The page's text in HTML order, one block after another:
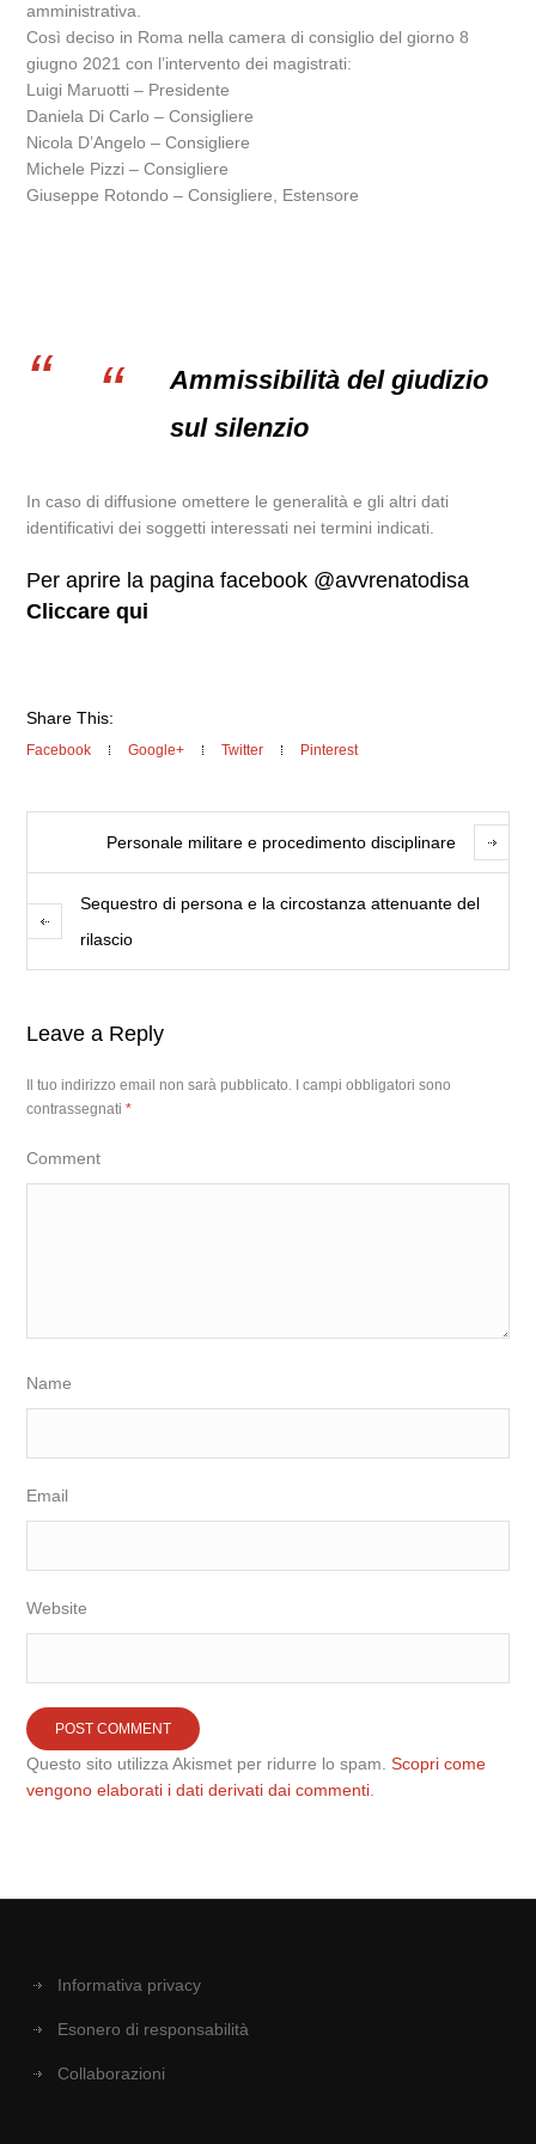
amministrativa.
Così deciso in Roma nella camera di consiglio del giorno 8
giugno 2021 con l’intervento dei magistrati:
Luigi Maruotti – Presidente
Daniela Di Carlo – Consigliere
Nicola D’Angelo – Consigliere
Michele Pizzi – Consigliere
Giuseppe Rotondo – Consigliere, Estensore
Ammissibilità del giudizio
sul silenzio
In caso di diffusione omettere le generalità e gli altri dati
identificativi dei soggetti interessati nei termini indicati.
Per aprire la pagina facebook @avvrenatodisa
Cliccare qui
Share This:
Facebook Google+ Twitter Pinterest
Personale militare e procedimento disciplinare
Sequestro di persona e la circostanza attenuante del
rilascio
Leave a Reply
Il tuo indirizzo email non sarà pubblicato.
I campi obbligatori sono
contrassegnati*
Comment
Name
Email
Website
Questo sito utilizza Akismet per ridurre lo spam.Scopri come
vengono elaborati i dati derivati dai commenti
Informativa privacy
Esonero di responsabilità
Collaborazioni